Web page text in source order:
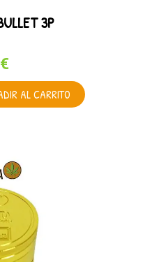
3P
AL CARRITO